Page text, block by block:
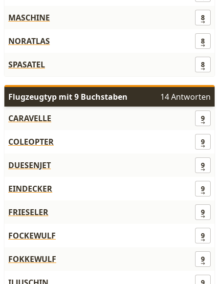
MASCHINE 8
NORATLAS 8
SPASATEL 8
Flugzeugtyp mit 9 Buchstaben
14 Antworten
CARAVELLE
9
COLEOPTER 9
DUESENJET 9
EINDECKER 9
FRIESELER 9
FOCKEWULF 9
FOKKEWULF 9